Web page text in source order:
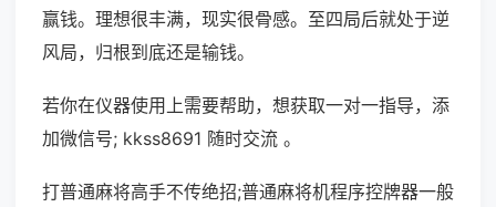
赢钱。理想很丰满，现实很骨感。至四局后就处于逆
风局，归根到底还是输钱。
若你在仪器使用上需要帮助，想获取一对一指导，添
加微信号; kkss8691 随时交流 。
打普通麻将高手不传绝招;普通麻将机程序控牌器一般